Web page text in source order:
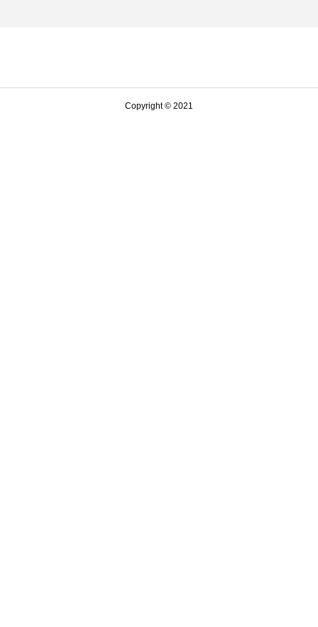
Copyright © 2021